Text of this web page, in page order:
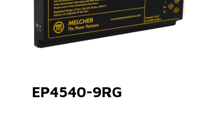
EP4540-9RG